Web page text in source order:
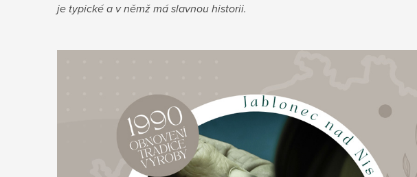
je typické a v němž má slavnou historii.